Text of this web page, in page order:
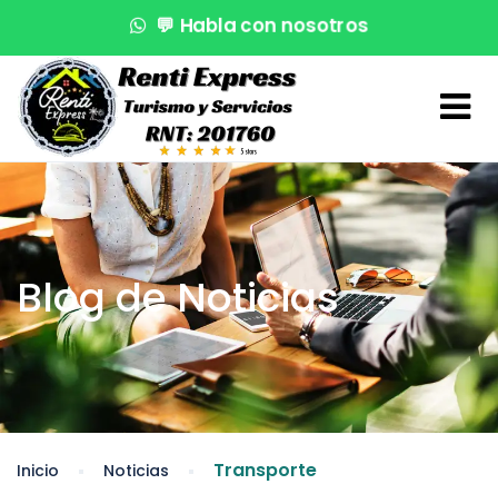
¡Reserva en segundos! 🚤 Atención VIP
💬 Habla con nosotros
Blog de Noticias
Inicio Noticias Transporte